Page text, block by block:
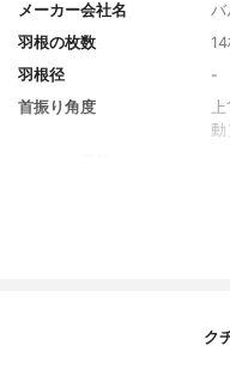
メーカー会社名
バ
羽根の枚数
14
羽根径
-
首振り角度
動
ク